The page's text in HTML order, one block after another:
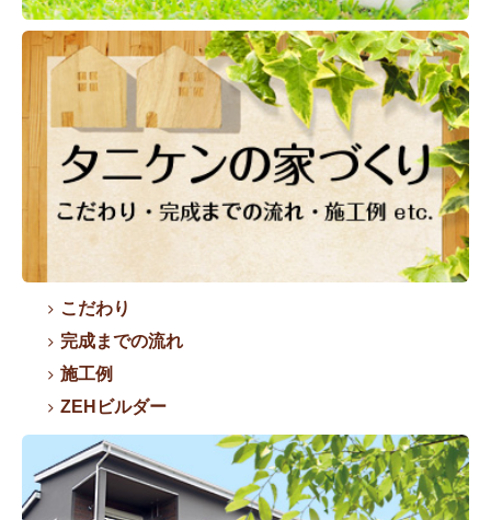
こだわり
完成までの流れ
施工例
ZEHビルダー